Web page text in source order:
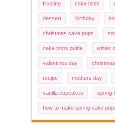
frosting cake bites
dessert birthday
christmas cake pops
cake pops guide winter
valentines day
recipe mothers day
vanilla cupcakes spring
how to make spring cake